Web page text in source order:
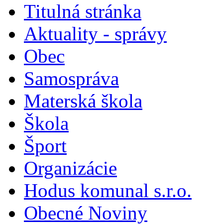
Titulná stránka
Aktuality - správy
Obec
Samospráva
Materská škola
Škola
Šport
Organizácie
Hodus komunal s.r.o.
Obecné Noviny